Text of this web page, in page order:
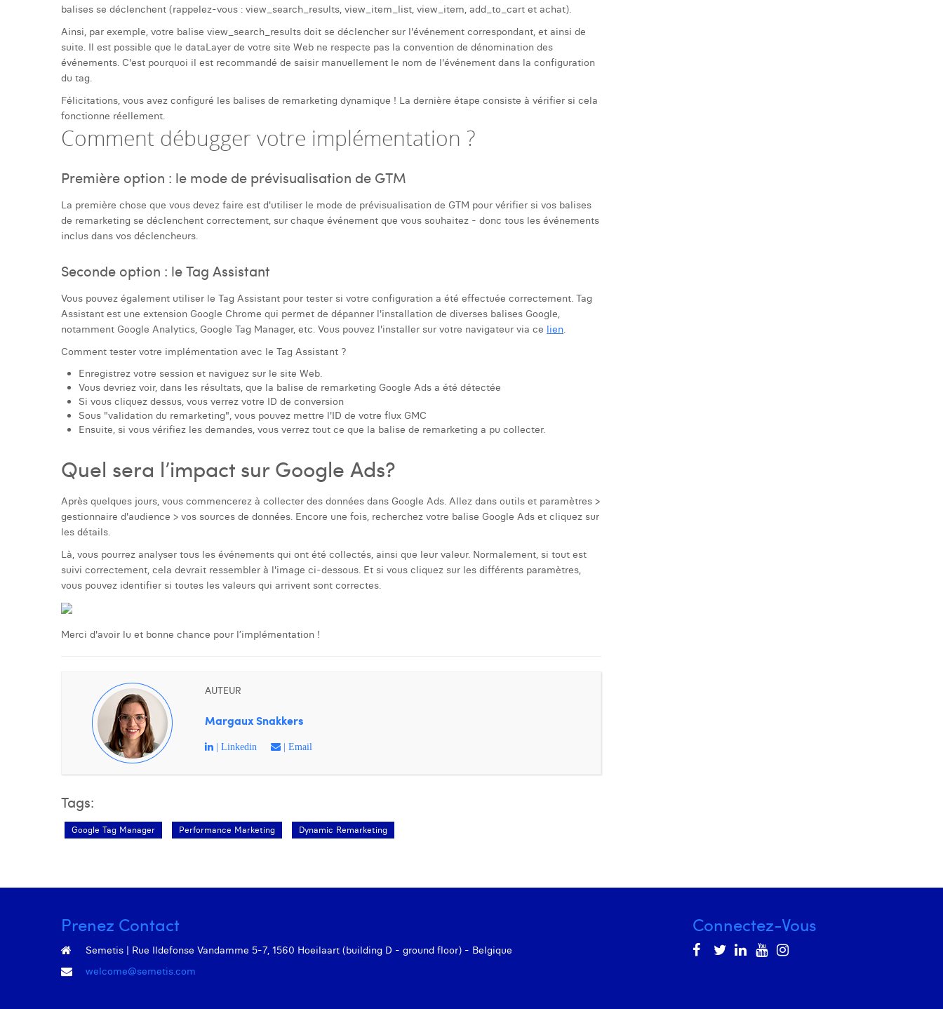
balises se déclenchent (rappelez-vous : view_search_results, view_item_list, view_item, add_to_cart et achat).
Ainsi, par exemple, votre balise view_search_results doit se déclencher sur l'événement correspondant, et ainsi de
suite. Il est possible que le dataLayer de votre site Web ne respecte pas la convention de dénomination des
événements. C'est pourquoi il est recommandé de saisir manuellement le nom de l'événement dans la configuration
du tag.
Félicitations, vous avez configuré les balises de remarketing dynamique ! La dernière étape consiste à vérifier si cela
fonctionne réellement.
Comment débugger votre implémentation ?
Première option : le mode de prévisualisation de GTM
La première chose que vous devez faire est d'utiliser le mode de prévisualisation de GTM pour vérifier si vos balises
de remarketing se déclenchent correctement, sur chaque événement que vous souhaitez - donc tous les événements
inclus dans vos déclencheurs.
Seconde option : le Tag Assistant
Vous pouvez également utiliser le Tag Assistant pour tester si votre configuration a été effectuée correctement. Tag
Assistant est une extension Google Chrome qui permet de dépanner l'installation de diverses balises Google,
notamment Google Analytics, Google Tag Manager, etc. Vous pouvez l'installer sur votre navigateur via ce lien.
Comment tester votre implémentation avec le Tag Assistant ?
Enregistrez votre session et naviguez sur le site Web.
Vous devriez voir, dans les résultats, que la balise de remarketing Google Ads a été détectée
Si vous cliquez dessus, vous verrez votre ID de conversion
Sous "validation du remarketing", vous pouvez mettre l'ID de votre flux GMC
Ensuite, si vous vérifiez les demandes, vous verrez tout ce que la balise de remarketing a pu collecter.
Quel sera l’impact sur Google Ads?
Après quelques jours, vous commencerez à collecter des données dans Google Ads. Allez dans outils et paramètres >
gestionnaire d'audience > vos sources de données. Encore une fois, recherchez votre balise Google Ads et cliquez sur
les détails.
Là, vous pourrez analyser tous les événements qui ont été collectés, ainsi que leur valeur. Normalement, si tout est
suivi correctement, cela devrait ressembler à l'image ci-dessous. Et si vous cliquez sur les différents paramètres,
vous pouvez identifier si toutes les valeurs qui arrivent sont correctes.
Merci d'avoir lu et bonne chance pour l’implémentation !
AUTEUR
Margaux Snakkers
| Linkedin | Email
Tags:
Google Tag Manager Performance Marketing Dynamic Remarketing
Prenez Contact
Semetis | Rue Ildefonse Vandamme 5-7, 1560 Hoeilaart (building D - ground floor) - Belgique
welcome@semetis.com
Connectez-Vous